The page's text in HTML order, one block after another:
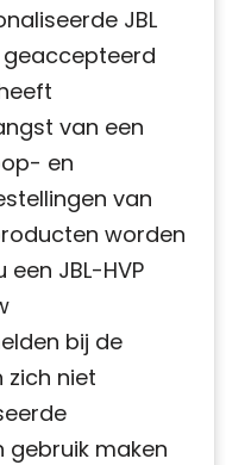
JBL
van een
en
van
worden
JBL-HVP
bij de
zich niet
gebruik maken